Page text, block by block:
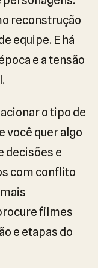
reconstrução
equipe. E há
e a tensão
o tipo de
você quer algo
decisões e
com conflito
filmes
e etapas do